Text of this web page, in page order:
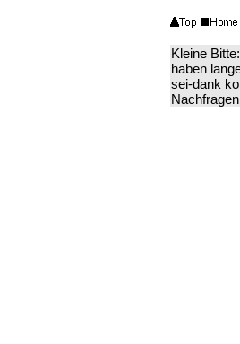
Kleine
haben
sei-dank